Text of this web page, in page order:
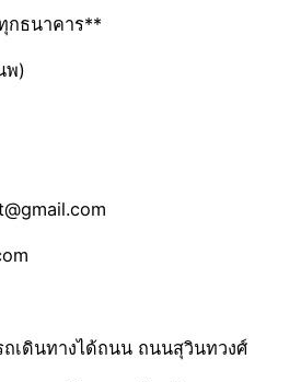
กธนาคาร**
พ)
ถเดินทางได้ถนน ถนนสุวินทวงศ์